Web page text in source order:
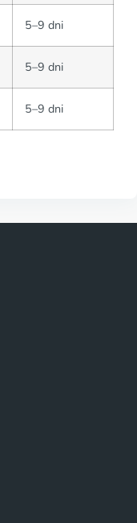
5–9 dni
5–9 dni
5–9 dni